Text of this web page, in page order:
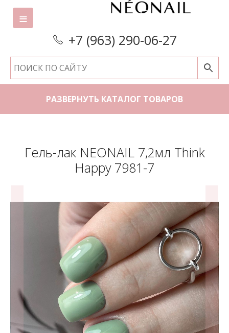
+7 (963) 290-06-27
РАЗВЕРНУТЬ КАТАЛОГ ТОВАРОВ
Гель-лак NEONAIL 7,2мл Think
Happy 7981-7